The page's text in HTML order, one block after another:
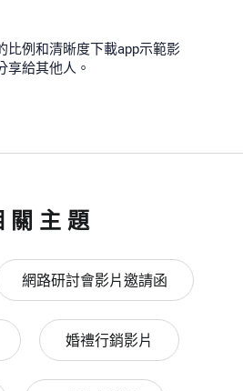
比例和清晰度下載app示範影
享給其他人。
關主題
網路研討會影片邀請函
婚禮行銷影片